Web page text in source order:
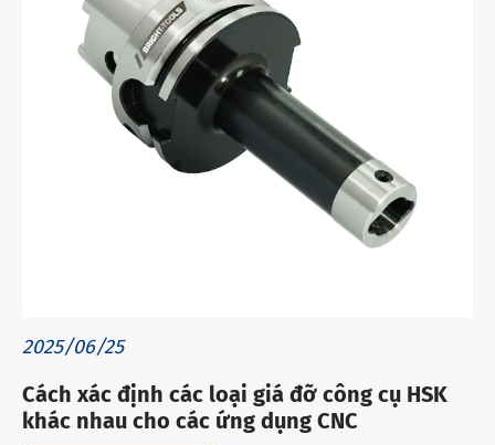
2025/06/25
Cách xác định các loại giá đỡ công cụ HSK
khác nhau cho các ứng dụng CNC